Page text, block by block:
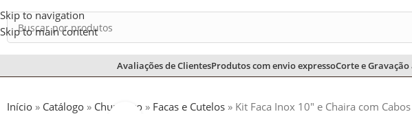
Skip to navigation
Skip to main content
Avaliações de ClientesProdutos com envio expressoCorte e Gravação
CHURRASCO
Início » Catálogo » Churrasco » Facas e Cutelos » Kit Faca Inox 10″ e Chaira com